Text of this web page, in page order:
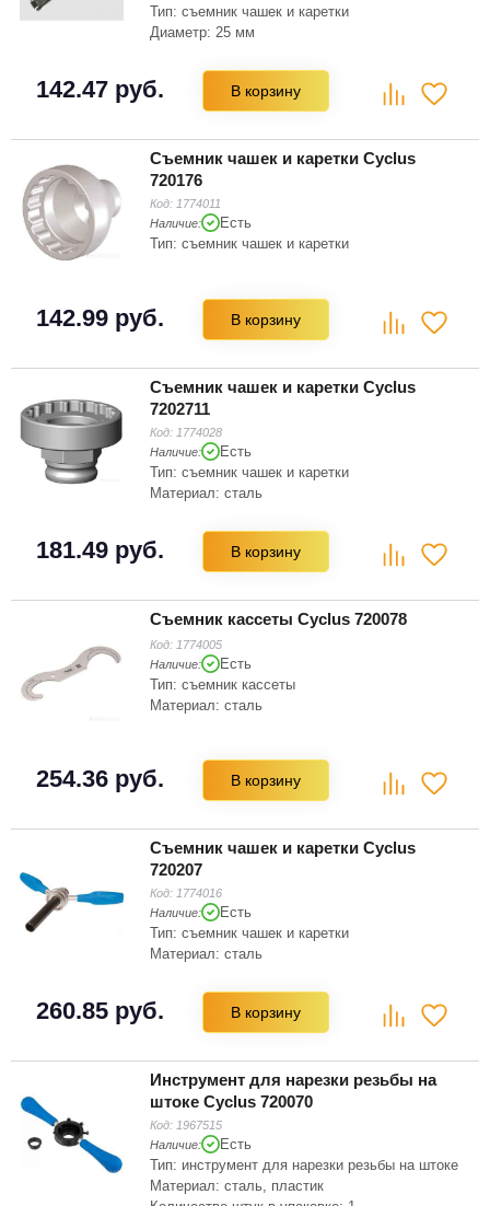
Тип: съемник чашек и каретки
Диаметр: 25 мм
142.47 руб. В корзину
Съемник чашек и каретки Cyclus
720176
Код: 1774011
Наличие:
Есть
Тип: съемник чашек и каретки
142.99 руб. В корзину
Съемник чашек и каретки Cyclus
7202711
Код: 1774028
Наличие:
Есть
Тип: съемник чашек и каретки
Материал: сталь
181.49 руб. В корзину
Съемник кассеты Cyclus 720078
Код: 1774005
Наличие:
Есть
Тип: съемник кассеты
Материал: сталь
254.36 руб. В корзину
Съемник чашек и каретки Cyclus
720207
Код: 1774016
Наличие:
Есть
Тип: съемник чашек и каретки
Материал: сталь
260.85 руб. В корзину
Инструмент для нарезки резьбы на
штоке Cyclus 720070
Код: 1967515
Наличие:
Есть
Тип: инструмент для нарезки резьбы на штоке
Материал: сталь, пластик